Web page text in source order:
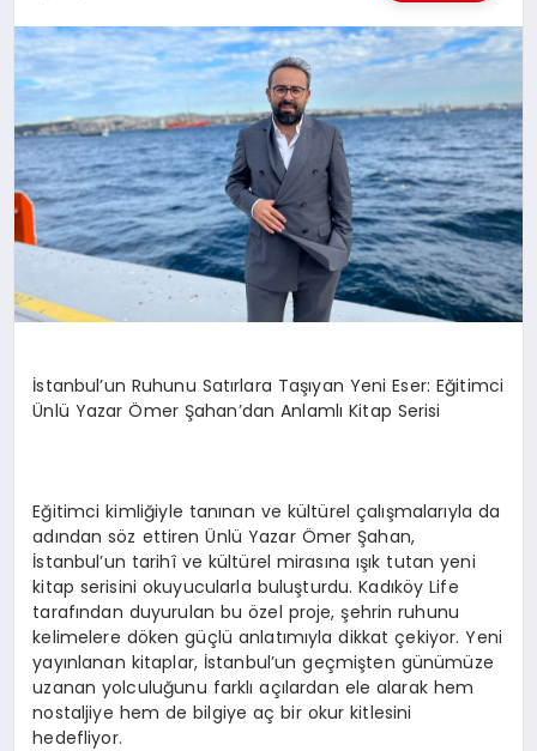
İstanbul’un Ruhunu Satırlara Taşıyan Yeni Eser: Eğitimci
Ünlü Yazar Ömer Şahan’dan Anlamlı Kitap Serisi
Eğitimci kimliğiyle tanınan ve kültürel çalışmalarıyla da
adından söz ettiren Ünlü Yazar Ömer Şahan,
İstanbul’un tarihî ve kültürel mirasına ışık tutan yeni
kitap serisini okuyucularla buluşturdu. Kadıköy Life
tarafından duyurulan bu özel proje, şehrin ruhunu
kelimelere döken güçlü anlatımıyla dikkat çekiyor. Yeni
yayınlanan kitaplar, İstanbul’un geçmişten günümüze
uzanan yolculuğunu farklı açılardan ele alarak hem
nostaljiye hem de bilgiye aç bir okur kitlesini
hedefliyor.